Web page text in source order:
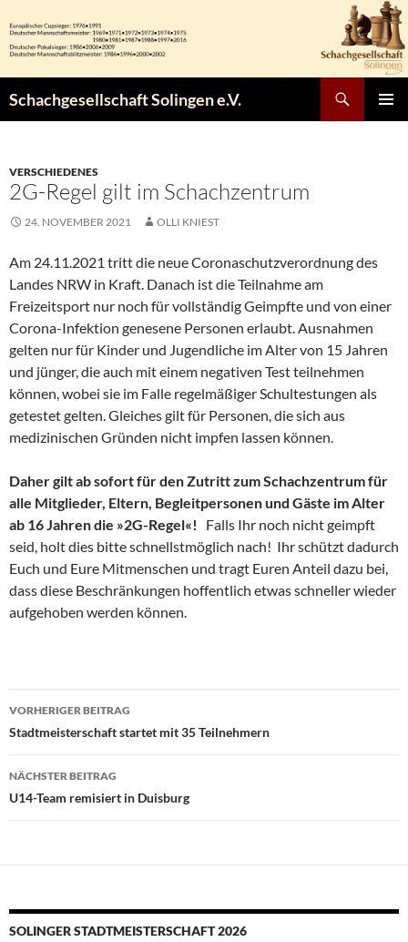
Inhalt
springen
Schachgesellschaft Solingen e.V.
VERSCHIEDENES
2G-Regel gilt im Schachzentrum
24. NOVEMBER 2021 OLLI KNIEST
Am 24.11.2021 tritt die neue Coronaschutzverordnung des
Landes NRW in Kraft. Danach ist die Teilnahme am
Freizeitsport nur noch für vollständig Geimpfte und von einer
Corona-Infektion genesene Personen erlaubt. Ausnahmen
gelten nur für Kinder und Jugendliche im Alter von 15 Jahren
und jünger, die auch mit einem negativen Test teilnehmen
können, wobei sie im Falle regelmäßiger Schultestungen als
getestet gelten. Gleiches gilt für Personen, die sich aus
medizinischen Gründen nicht impfen lassen können.
Daher gilt ab sofort für den Zutritt zum Schachzentrum für
alle Mitglieder, Eltern, Begleitpersonen und Gäste im Alter
ab 16 Jahren die »2G-Regel«! Falls Ihr noch nicht geimpft
seid, holt dies bitte schnellstmöglich nach! Ihr schützt dadurch
Euch und Eure Mitmenschen und tragt Euren Anteil dazu bei,
dass diese Beschränkungen hoffentlich etwas schneller wieder
aufgehoben werden können.
Beitragsnavigation
VORHERIGER BEITRAG
Stadtmeisterschaft startet mit 35 Teilnehmern
NÄCHSTER BEITRAG
U14-Team remisiert in Duisburg
SOLINGER STADTMEISTERSCHAFT 2026